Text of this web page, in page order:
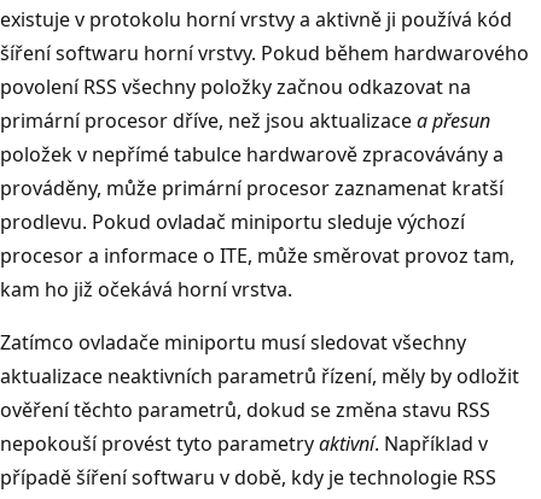
existuje v protokolu horní vrstvy a aktivně ji používá kód
šíření softwaru horní vrstvy. Pokud během hardwarového
povolení RSS všechny položky začnou odkazovat na
primární procesor dříve, než jsou aktualizacea přesun
položek v nepřímé tabulce hardwarově zpracovávány a
prováděny, může primární procesor zaznamenat kratší
prodlevu. Pokud ovladač miniportu sleduje výchozí
procesor a informace o ITE, může směrovat provoz tam,
kam ho již očekává horní vrstva.
Zatímco ovladače miniportu musí sledovat všechny
aktualizace neaktivních parametrů řízení, měly by odložit
ověření těchto parametrů, dokud se změna stavu RSS
nepokouší provést tyto parametryaktivní. Například v
případě šíření softwaru v době, kdy je technologie RSS